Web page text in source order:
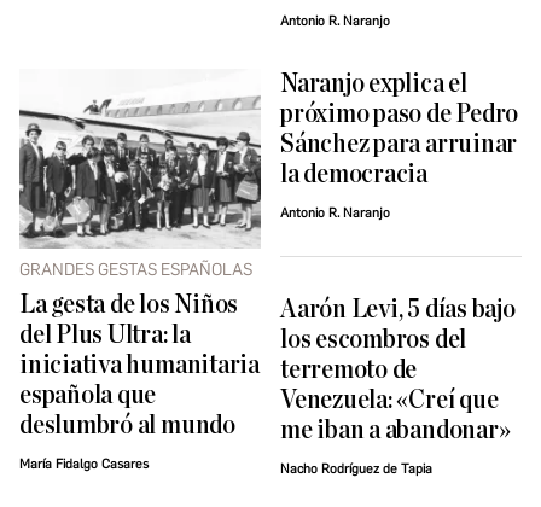
Antonio R. Naranjo
GRANDES GESTAS ESPAÑOLAS
La gesta de los Niños
del Plus Ultra: la
iniciativa humanitaria
española que
deslumbró al mundo
María Fidalgo Casares
Naranjo explica el
próximo paso de Pedro
Sánchez para arruinar
la democracia
Antonio R. Naranjo
Aarón Levi, 5 días bajo
los escombros del
terremoto de
Venezuela: «Creí que
me iban a abandonar»
Nacho Rodríguez de Tapia